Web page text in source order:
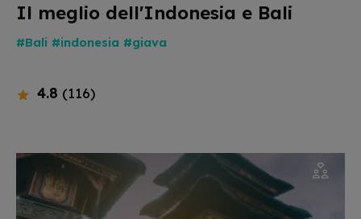
Il meglio dell'Indonesia e Bali
#Bali #indonesia #giava
4.8 (116)